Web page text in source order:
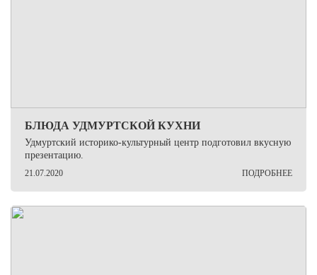
БЛЮДА УДМУРТСКОЙ КУХНИ
Удмуртский историко-культурный центр подготовил вкусную
презентацию.
21.07.2020 ПОДРОБНЕЕ